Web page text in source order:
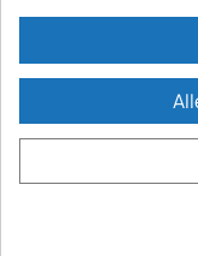
einem Kapital von
(FRANKREICH).
Tochtergesellschaft der
ALLE UNSERE AKTIONEN